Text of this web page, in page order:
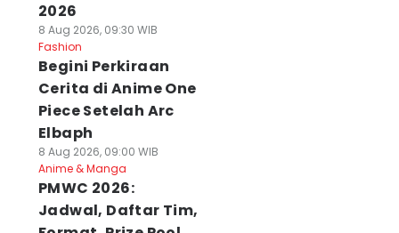
2026
8 Aug 2026, 09:30 WIB
Fashion
Begini Perkiraan
Cerita di Anime One
Piece Setelah Arc
Elbaph
8 Aug 2026, 09:00 WIB
Anime & Manga
PMWC 2026:
Jadwal, Daftar Tim,